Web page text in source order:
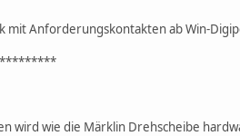
mit Anforderungskontakten ab Win-
wird wie die Märklin Drehscheibe